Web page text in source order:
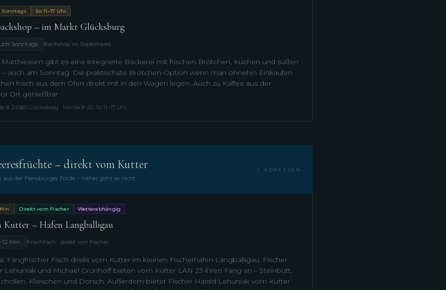
Sonntags So 11–17 Uhr
– im Markt Glücksburg
Sonntags Backshop im Supermarkt
Matthiessen gibt es eine integrierte Bäckerei mit frischen Brötchen, Kuchen und süßen
– auch am Sonntag. Die praktischste Brötchen-Option wenn man ohnehin Einkaufen
frisch aus dem Ofen direkt mit in den Wagen legen. Auch zu Kaffee aus der
Ort genießbar.
8, 24960 Glücksburg · Mo–Sa 8–20, So 11–17 Uhr
– direkt vom Kutter
aus der Flensburger Förde – näher geht es nicht
2 ADRESSEN
Direkt vom Fischer Wetterabhängig
Kutter – Hafen Langballigau
Min. Frischfisch · direkt vom Fischer
Fangfrischer Fisch direkt vom Kutter im kleinen Fischerhafen Langballigau. Fischer
Lehuniak und Michael Grünhoff bieten vom Kutter LAN 23 ihren Fang an – Steinbutt,
Klieschen und Dorsch. Außerdem bietet Fischer Harald Lehuniak vom Kutter